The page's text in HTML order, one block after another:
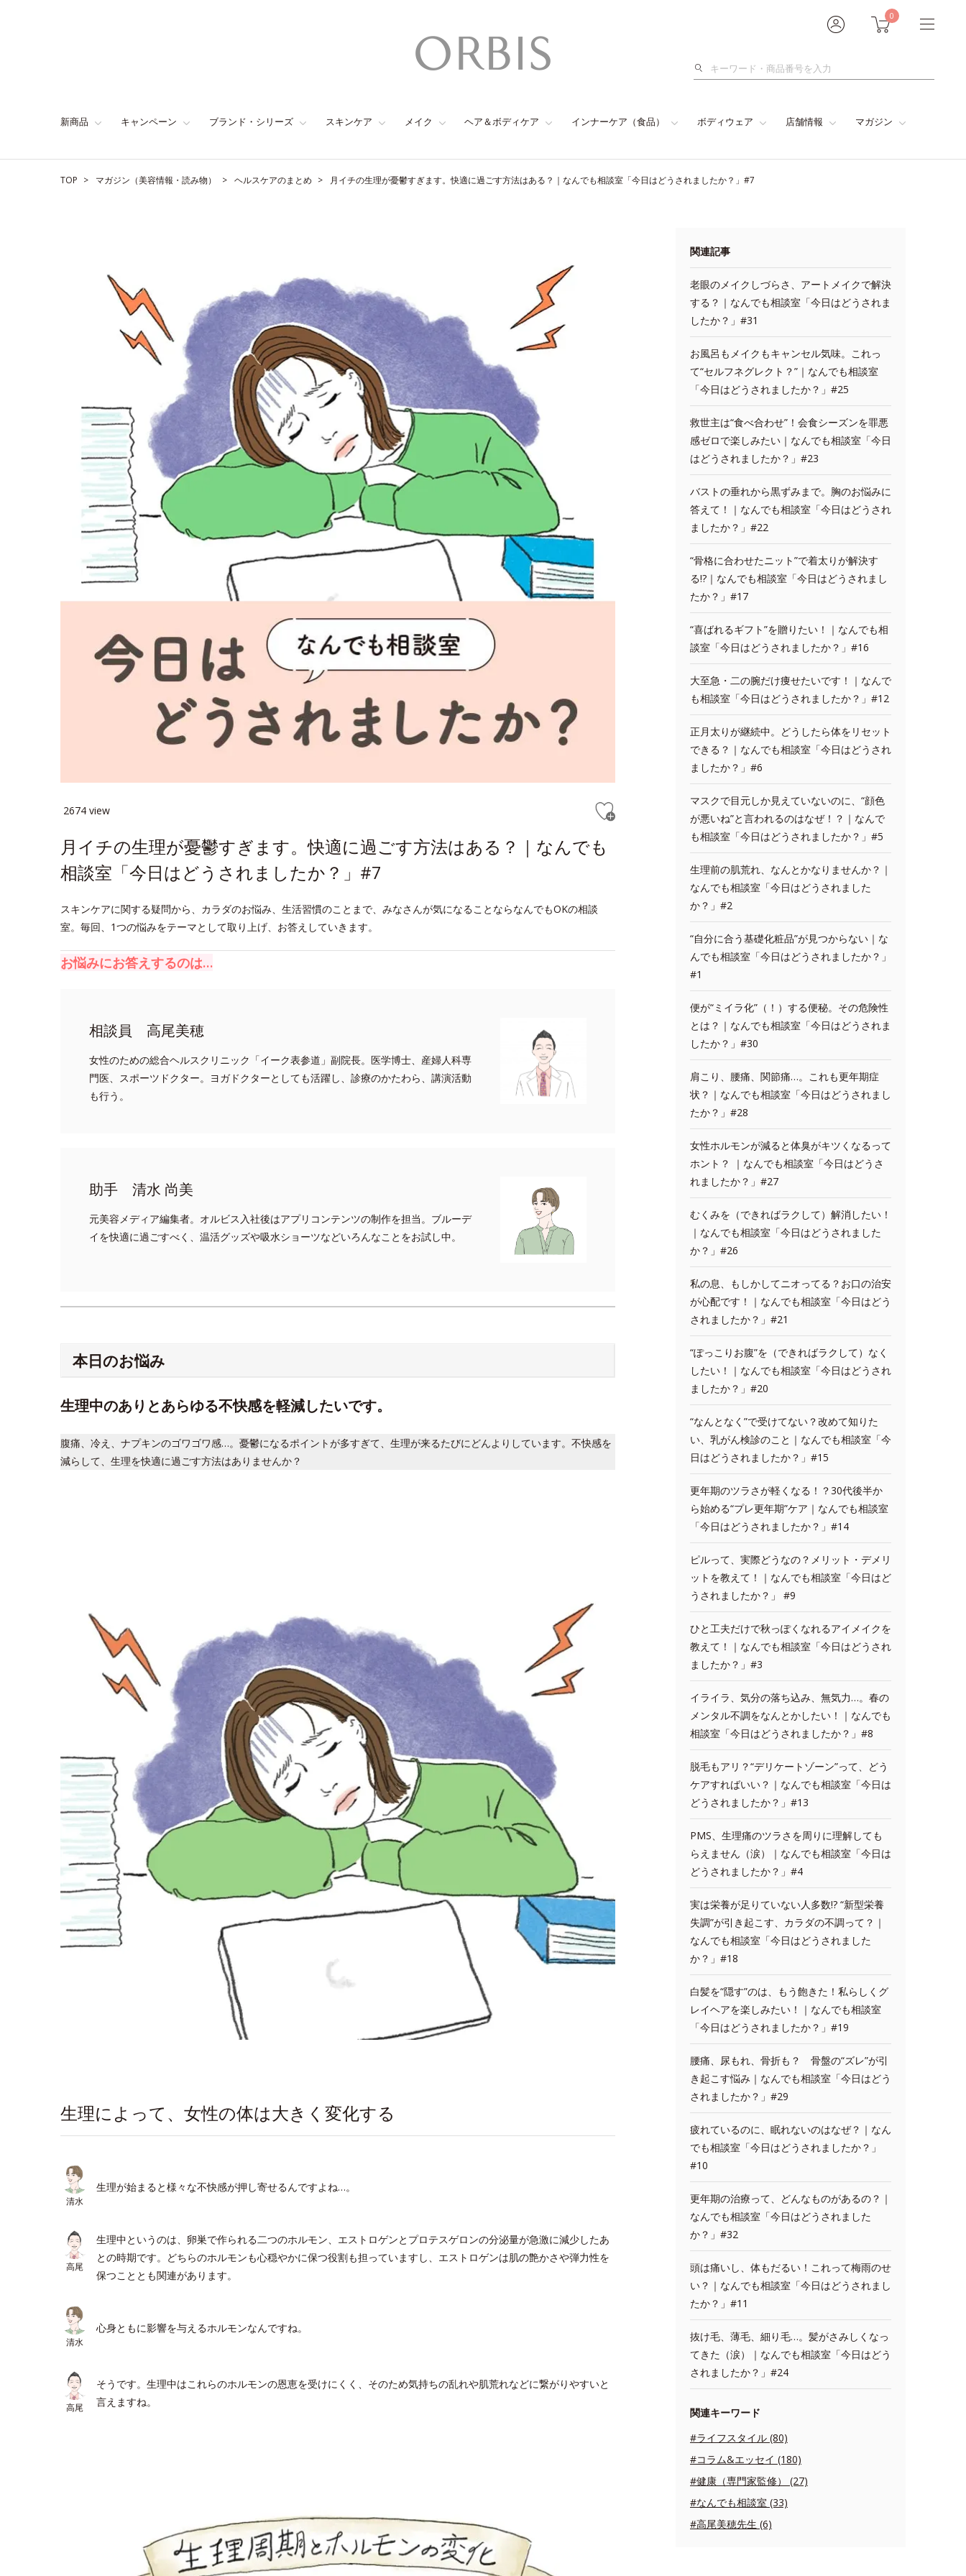
0
検
新商品 キャンペーン ブランド・シリーズ スキンケア メイク ヘア＆ボディケア インナーケア（食品） ボディウェア 店舗情報 マガジン
TOP マガジン（美容情報・読み物） ヘルスケアのまとめ 月イチの生理が憂鬱すぎます。快適に過ごす方法はある？｜なんでも相談室「今日はどうされましたか？」#7
2674 view
月イチの生理が憂鬱すぎます。快適に過ごす方法はある？｜なんでも
相談室「今日はどうされましたか？」#7
スキンケアに関する疑問から、カラダのお悩み、生活習慣のことまで、みなさんが気になることならなんでもOKの相談
室。毎回、1つの悩みをテーマとして取り上げ、お答えしていきます。
お悩みにお答えするのは…
相談員 高尾美穂
女性のための総合ヘルスクリニック「イーク表参道」副院長。医学博士、産婦人科専
門医、スポーツドクター。ヨガドクターとしても活躍し、診療のかたわら、講演活動
も行う。
助手 清水 尚美
元美容メディア編集者。オルビス入社後はアプリコンテンツの制作を担当。ブルーデ
イを快適に過ごすべく、温活グッズや吸水ショーツなどいろんなことをお試し中。
本日のお悩み
生理中のありとあらゆる不快感を軽減したいです。
腹痛、冷え、ナプキンのゴワゴワ感…。憂鬱になるポイントが多すぎて、生理が来るたびにどんよりしています。不快感を
減らして、生理を快適に過ごす方法はありませんか？
生理によって、女性の体は大きく変化する
清水
生理が始まると様々な不快感が押し寄せるんですよね…。
高尾
生理中というのは、卵巣で作られる二つのホルモン、エストロゲンとプロテスゲロンの分泌量が急激に減少したあ
との時期です。どちらのホルモンも心穏やかに保つ役割も担っていますし、エストロゲンは肌の艶かさや弾力性を
保つこととも関連があります。
清水
心身ともに影響を与えるホルモンなんですね。
高尾
そうです。生理中はこれらのホルモンの恩恵を受けにくく、そのため気持ちの乱れや肌荒れなどに繋がりやすいと
言えますね。
関連記事
老眼のメイクしづらさ、アートメイクで解決
する？｜なんでも相談室「今日はどうされま
したか？」#31
お風呂もメイクもキャンセル気味。これっ
て“セルフネグレクト？”｜なんでも相談室
「今日はどうされましたか？」#25
救世主は“食べ合わせ”！会食シーズンを罪悪
感ゼロで楽しみたい｜なんでも相談室「今日
はどうされましたか？」#23
バストの垂れから黒ずみまで。胸のお悩みに
答えて！｜なんでも相談室「今日はどうされ
ましたか？」#22
“骨格に合わせたニット”で着太りが解決す
る!?｜なんでも相談室「今日はどうされまし
たか？」#17
“喜ばれるギフト”を贈りたい！｜なんでも相
談室「今日はどうされましたか？」#16
大至急・二の腕だけ痩せたいです！｜なんで
も相談室「今日はどうされましたか？」#12
正月太りが継続中。どうしたら体をリセット
できる？｜なんでも相談室「今日はどうされ
ましたか？」#6
マスクで目元しか見えていないのに、“顔色
が悪いね”と言われるのはなぜ！？｜なんで
も相談室「今日はどうされましたか？」#5
生理前の肌荒れ、なんとかなりませんか？｜
なんでも相談室「今日はどうされました
か？」#2
“自分に合う基礎化粧品”が見つからない｜な
んでも相談室「今日はどうされましたか？」
#1
便が“ミイラ化”（！）する便秘。その危険性
とは？｜なんでも相談室「今日はどうされま
したか？」#30
肩こり、腰痛、関節痛…。これも更年期症
状？｜なんでも相談室「今日はどうされまし
たか？」#28
女性ホルモンが減ると体臭がキツくなるって
ホント？ ｜なんでも相談室「今日はどうさ
れましたか？」#27
むくみを（できればラクして）解消したい！
｜なんでも相談室「今日はどうされました
か？」#26
私の息、もしかしてニオってる？お口の治安
が心配です！｜なんでも相談室「今日はどう
されましたか？」#21
“ぽっこりお腹”を（できればラクして）なく
したい！｜なんでも相談室「今日はどうされ
ましたか？」#20
“なんとなく”で受けてない？改めて知りた
い、乳がん検診のこと｜なんでも相談室「今
日はどうされましたか？」#15
更年期のツラさが軽くなる！？30代後半か
ら始める“プレ更年期”ケア｜なんでも相談室
「今日はどうされましたか？」#14
ピルって、実際どうなの？メリット・デメリ
ットを教えて！｜なんでも相談室「今日はど
うされましたか？」 #9
ひと工夫だけで秋っぽくなれるアイメイクを
教えて！｜なんでも相談室「今日はどうされ
ましたか？」#3
イライラ、気分の落ち込み、無気力…。春の
メンタル不調をなんとかしたい！｜なんでも
相談室「今日はどうされましたか？」#8
脱毛もアリ？“デリケートゾーン”って、どう
ケアすればいい？｜なんでも相談室「今日は
どうされましたか？」#13
PMS、生理痛のツラさを周りに理解しても
らえません（涙）｜なんでも相談室「今日は
どうされましたか？」#4
実は栄養が足りていない人多数!? “新型栄養
失調”が引き起こす、カラダの不調って？｜
なんでも相談室「今日はどうされました
か？」#18
白髪を“隠す”のは、もう飽きた！私らしくグ
レイヘアを楽しみたい！｜なんでも相談室
「今日はどうされましたか？」#19
腰痛、尿もれ、骨折も？ 骨盤の“ズレ”が引
き起こす悩み｜なんでも相談室「今日はどう
されましたか？」#29
疲れているのに、眠れないのはなぜ？｜なん
でも相談室「今日はどうされましたか？」
#10
更年期の治療って、どんなものがあるの？｜
なんでも相談室「今日はどうされました
か？」#32
頭は痛いし、体もだるい！これって梅雨のせ
い？｜なんでも相談室「今日はどうされまし
たか？」#11
抜け毛、薄毛、細り毛…。髪がさみしくなっ
てきた（涙）｜なんでも相談室「今日はどう
されましたか？」#24
関連キーワード
#ライフスタイル (80)
#コラム&エッセイ (180)
#健康（専門家監修） (27)
#なんでも相談室 (33)
#高尾美穂先生 (6)